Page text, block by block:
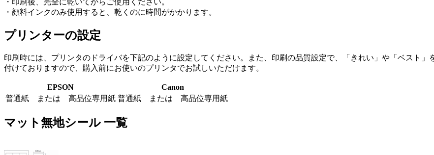
・顔料インクのみ使用すると、乾くのに時間がかかります。
プリンターの設定
印刷時には、プリンタのドライバを下記のように設定してください。また、印刷の品質設定で、「きれい」や「ベスト
付けておりますので、購入前にお使いのプリンタでお試しいただけます。
EPSON
Canon
普通紙 または 高品位専用紙 普通紙 または 高品位専用紙
マット無地シール 一覧